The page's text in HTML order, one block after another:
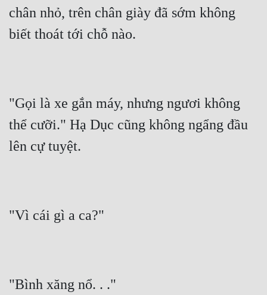
chân nhỏ, trên chân giày đã sớm không
biết thoát tới chỗ nào.
"Gọi là xe gắn máy, nhưng ngươi không
thể cưỡi." Hạ Dục cũng không ngẩng đầu
lên cự tuyệt.
"Vì cái gì a ca?"
"Bình xăng nổ. . ."